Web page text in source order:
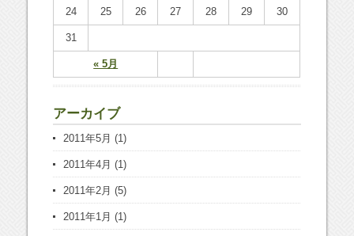
« 5月
24 25 26 27 28 29 30
31
アーカイブ
2011年5月 (1)
2011年4月 (1)
2011年2月 (5)
2011年1月 (1)